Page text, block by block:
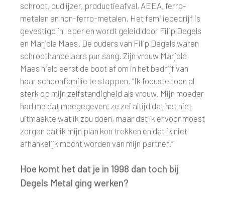
schroot, oud ijzer, productieafval, AEEA, ferro-
metalen en non-ferro-metalen. Het familiebedrijf is
gevestigd in Ieper en wordt geleid door Filip Degels
en Marjola Maes. De ouders van Filip Degels waren
schroothandelaars pur sang. Zijn vrouw Marjola
Maes hield eerst de boot af om in het bedrijf van
haar schoonfamilie te stappen. “Ik focuste toen al
sterk op mijn zelfstandigheid als vrouw. Mijn moeder
had me dat meegegeven, ze zei altijd dat het niet
uitmaakte wat ik zou doen, maar dat ik ervoor moest
zorgen dat ik mijn plan kon trekken en dat ik niet
afhankelijk mocht worden van mijn partner.”
Hoe komt het dat je in 1998 dan toch bij
Degels Metal ging werken?